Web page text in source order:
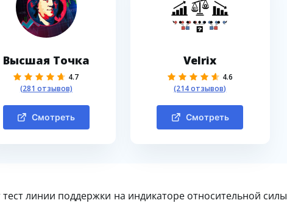
Высшая Точка
4.7
(281 отзывов)
Смотреть
Velrix
4.6
(214 отзывов)
Смотреть
линии поддержки на индикаторе относительной